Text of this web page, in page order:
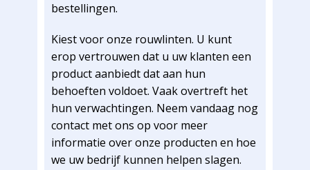
bestellingen.
Kiest voor onze rouwlinten. U kunt
erop vertrouwen dat u uw klanten een
product aanbiedt dat aan hun
behoeften voldoet. Vaak overtreft het
hun verwachtingen. Neem vandaag nog
contact met ons op voor meer
informatie over onze producten en hoe
we uw bedrijf kunnen helpen slagen.